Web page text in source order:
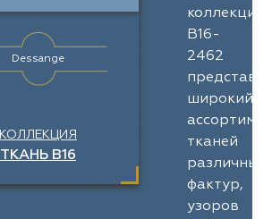
Dessange
КОЛЛЕКЦИЯ
ТКАНЬ B16
коллекции
B16-
2462
широкий
тканей
различных
фактур,
узоров